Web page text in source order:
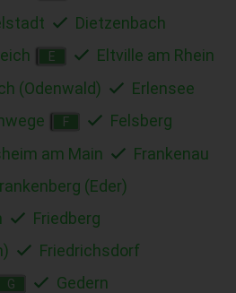
Dietzenbach
E
Eltville am Rhein
(Odenwald)
Erlensee
F
Felsberg
am Main
Frankenau
(Eder)
Friedberg
Friedrichsdorf
G
Gedern